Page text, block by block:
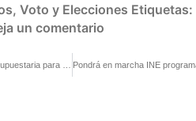
, Voto y Elecciones Etiquetas:
un comentario